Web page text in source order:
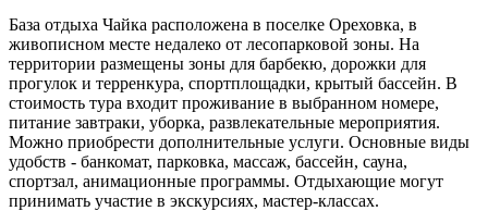
База отдыха Чайка расположена в поселке Ореховка, в
живописном месте недалеко от лесопарковой зоны. На
территории размещены зоны для барбекю, дорожки для
прогулок и терренкура, спортплощадки, крытый бассейн. В
стоимость тура входит проживание в выбранном номере,
питание завтраки, уборка, развлекательные мероприятия.
Можно приобрести дополнительные услуги. Основные виды
удобств - банкомат, парковка, массаж, бассейн, сауна,
спортзал, анимационные программы. Отдыхающие могут
принимать участие в экскурсиях, мастер-классах.